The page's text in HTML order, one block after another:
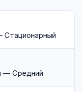
Стационарный
— Средний